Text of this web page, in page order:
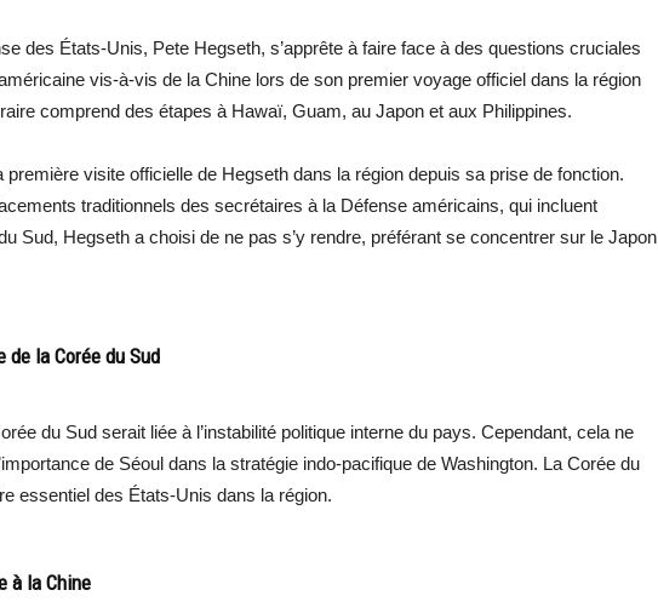
des États-Unis, Pete Hegseth, s’apprête à faire face à des questions cruciales
vis-à-vis de la Chine lors de son premier voyage officiel dans la région
comprend des étapes à Hawaï, Guam, au Japon et aux Philippines.
première visite officielle de Hegseth dans la région depuis sa prise de fonction.
traditionnels des secrétaires à la Défense américains, qui incluent
Sud, Hegseth a choisi de ne pas s’y rendre, préférant se concentrer sur le Japon
de la Corée du Sud
du Sud serait liée à l’instabilité politique interne du pays. Cependant, cela ne
de Séoul dans la stratégie indo-pacifique de Washington. La Corée du
essentiel des États-Unis dans la région.
à la Chine